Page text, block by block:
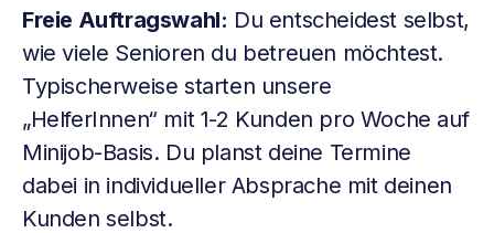
Freie Auftragswahl: Du entscheidest selbst,
wie viele Senioren du betreuen möchtest.
Typischerweise starten unsere
„HelferInnen“ mit 1-2 Kunden pro Woche auf
Minijob-Basis. Du planst deine Termine
dabei in individueller Absprache mit deinen
Kunden selbst.